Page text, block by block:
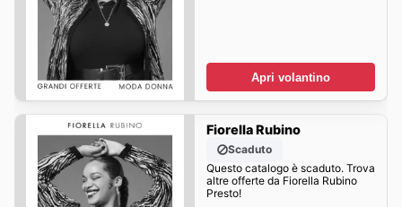
Apri volantino
Fiorella Rubino
Scaduto
Questo catalogo è scaduto. Trova
altre offerte da Fiorella Rubino
Presto!